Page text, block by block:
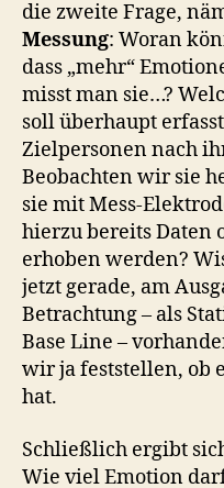
die zweite Frage,
Messung: Woran
dass „mehr“
misst man sie…?
soll überhaupt
Zielpersonen nach
Beobachten wir sie
sie mit Mess-
hierzu bereits Daten
erhoben werden?
jetzt gerade, am
Betrachtung – als
Base Line –
wir ja feststellen, ob
hat.
Schließlich ergibt
Wie viel Emotion